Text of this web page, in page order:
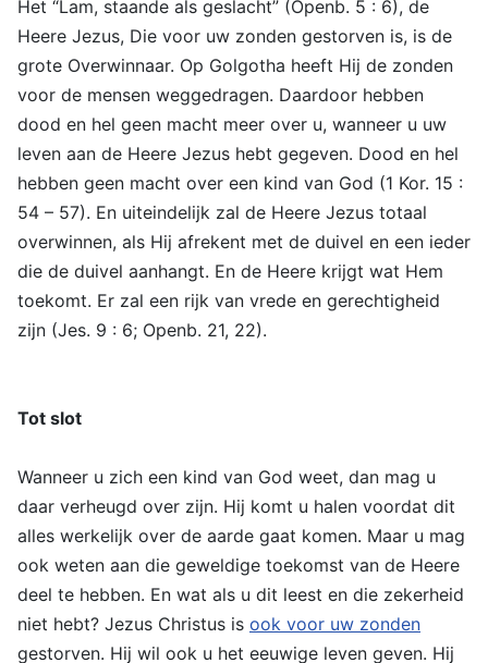
Het “Lam, staande als geslacht” (Openb. 5 : 6), de
Heere Jezus, Die voor uw zonden gestorven is, is de
grote Overwinnaar. Op Golgotha heeft Hij de zonden
voor de mensen weggedragen. Daardoor hebben
dood en hel geen macht meer over u, wanneer u uw
leven aan de Heere Jezus hebt gegeven. Dood en hel
hebben geen macht over een kind van God (1 Kor. 15 :
54 – 57). En uiteindelijk zal de Heere Jezus totaal
overwinnen, als Hij afrekent met de duivel en een ieder
die de duivel aanhangt. En de Heere krijgt wat Hem
toekomt. Er zal een rijk van vrede en gerechtigheid
zijn (Jes. 9 : 6; Openb. 21, 22).
Tot slot
Wanneer u zich een kind van God weet, dan mag u
daar verheugd over zijn. Hij komt u halen voordat dit
alles werkelijk over de aarde gaat komen. Maar u mag
ook weten aan die geweldige toekomst van de Heere
deel te hebben. En wat als u dit leest en die zekerheid
niet hebt? Jezus Christus is ook voor uw zonden
gestorven. Hij wil ook u het eeuwige leven geven. Hij